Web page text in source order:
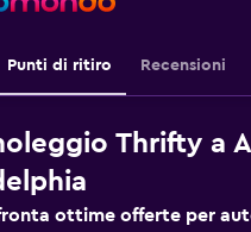
Punti di ritiro Recensioni
Thrifty a
ottime offerte per